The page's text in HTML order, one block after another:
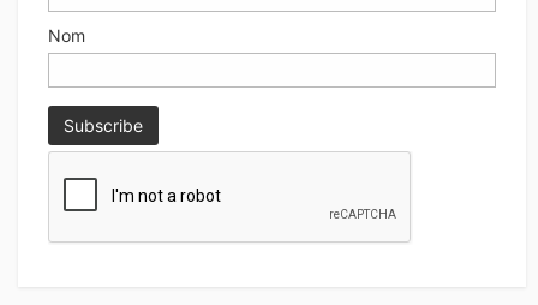
Nom